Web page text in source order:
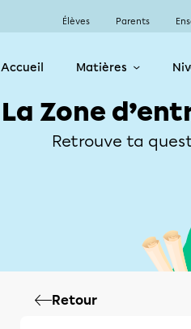
Élèves Parents
Accueil Matières
La Zone
Retrouve ta
Retour